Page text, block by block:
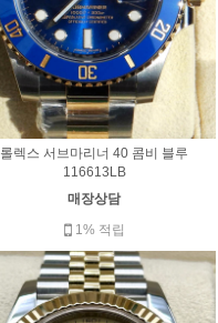
롤렉스 서브마리너 40 콤비 블루
116613LB
매장상담
1% 적립